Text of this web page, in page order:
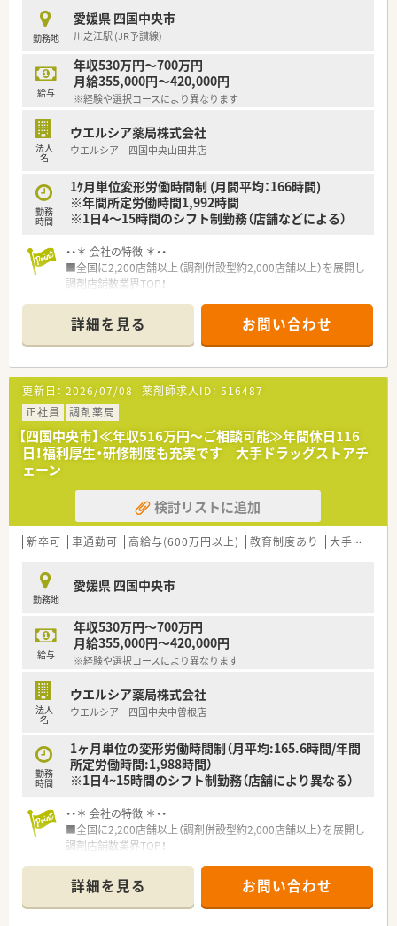
時短勤務ができるよう変更予定です。
■年間休日が120日とワークライフバランスが整っています
■日用品から常備薬まで、従業員割引制度など嬉しいメリットも
たくさんあります！
勤務地
愛媛県 四国中央市
川之江駅 (JR予讃線)
給与
年収530万円～700万円
月給355,000円～420,000円
※経験や選択コースにより異なります
法人
名
ウエルシア薬局株式会社
ウエルシア 四国中央山田井店
勤務
時間
1ｹ月単位変形労働時間制 (月間平均：166時間)
※年間所定労働時間1,992時間
※1日4～15時間のシフト制勤務（店舗などによる）
・・＊ 会社の特徴 ＊・・
■全国に2,200店舗以上（調剤併設型約2,000店舗以上）を展開し
調剤店舗数業界TOP！
頑張り次第で高給与も可能！
■経験や勤務コースによりますが、経験の少ない方でも500万前
半スタートと業界TOP水準！
■職種や職域に合わせ、豊富な社内研修や外部組織と連携した研
修を用意されています
■薬剤師が中心の会社だからこそ活躍できるキャリアパスが多
種多様に用意されています。
■店舗拡大に伴い、エリアマネジャーや営業部長等のマネジメン
トのポジションも増えます。
■在宅や教育等の専門性を活かせるスペシャリストを目指すこ
■その他にも、管理部門や商品部門等の本社スタッフなど活動領
域は多種多様です。
■在宅実施店舗は年々増加しており、在宅医療へもしっかりと関
わる事ができます。
■年間休日が120日とワークライフバランスが整っています
たくさんあります！
詳細を見る お問い合わせ
更新日： 2026/07/08 薬剤師求人ID： 516487
正社員
調剤薬局
【四国中央市】≪年収516万円～ご相談可能≫年間休日116
日！福利厚生・研修制度も充実です 大手ドラッグストアチ
ェーン
検討リストに追加
新卒可 車通勤可 高給与(600万円以上) 教育制度あり 大手チェーン
勤務地
愛媛県 四国中央市
給与
年収530万円～700万円
月給355,000円～420,000円
※経験や選択コースにより異なります
法人
名
ウエルシア薬局株式会社
ウエルシア 四国中央中曽根店
勤務
時間
1ヶ月単位の変形労働時間制（月平均:165.6時間/年間
所定労働時間:1,988時間）
※1日4~15時間のシフト制勤務（店舗により異なる）
・・＊ 会社の特徴 ＊・・
■全国に2,200店舗以上（調剤併設型約2,000店舗以上）を展開し
調剤店舗数業界TOP！
頑張り次第で高給与も可能！
■経験や勤務コースによりますが、経験の少ない方でも500万前
半スタートと業界TOP水準！
詳細を見る お問い合わせ